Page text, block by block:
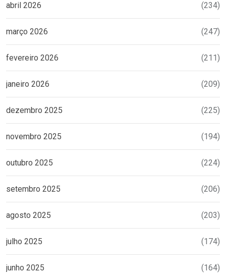
abril 2026 (234)
março 2026 (247)
fevereiro 2026 (211)
janeiro 2026 (209)
dezembro 2025 (225)
novembro 2025 (194)
outubro 2025 (224)
setembro 2025 (206)
agosto 2025 (203)
julho 2025 (174)
junho 2025 (164)